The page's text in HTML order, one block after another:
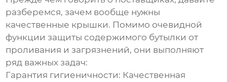
разберемся, зачем вообще нужны
качественные крышки. Помимо очевидной
функции защиты содержимого бутылки от
проливания и загрязнений, они выполняют
ряд важных задач:
Гарантия гигиеничности: Качественная